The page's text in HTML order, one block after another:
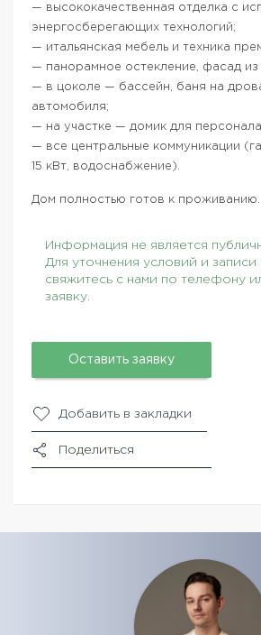
— высококачественная отделка с
энергосберегающих технологий;
— итальянская мебель и техника
— панорамное остекление, фасад из
— в цоколе — бассейн, баня на
автомобиля;
— на участке — домик для
— все центральные коммуникации
15 кВт, водоснабжение).
Дом полностью готов к проживанию.
Информация не является
Для уточнения условий и записи
свяжитесь с нами по телефону
заявку.
Оставить заявку
Добавить в закладки
Поделиться